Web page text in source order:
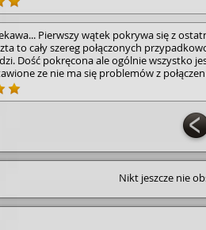
twórczość autora.🙂 Polecam 🥰
Pierwszy wątek pokrywa się z
to cały szereg połączonych
Dość pokręcona ale ogólnie wszystko
ze nie ma się problemów z
czterech wątków do kupy
Nikt jeszcze nie